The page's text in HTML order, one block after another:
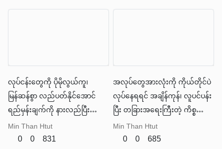
လုပ်ငန်းတွေကို ပိုမိုလွယ်ကူ၊
မြန်ဆန်စွာ လည်ပတ်နိုင်အောင်
ရည်မှန်းချက်ကို နားလည်ပြီး
ကိုယ်တိုင် လုပ်ဆောင်ပေးနိုင်တဲ့
အသိဉာဏ်ရှိတဲ့ လက်ထောက် —
Min Than Htut
0 0 831
အလုပ်တွေအားလုံးကို ကိုယ်တိုင်ပဲ
လုပ်နေရရင် အချိန်ကုန်၊ လူပင်ပန်း
ပြီး တခြားအရေးကြီးတဲ့ ကိစ္စတွေ
ကို အာရုံစိုက်ဖို့ ခက်ခဲလာပါတယ်။
Min Than Htut
0 0 685